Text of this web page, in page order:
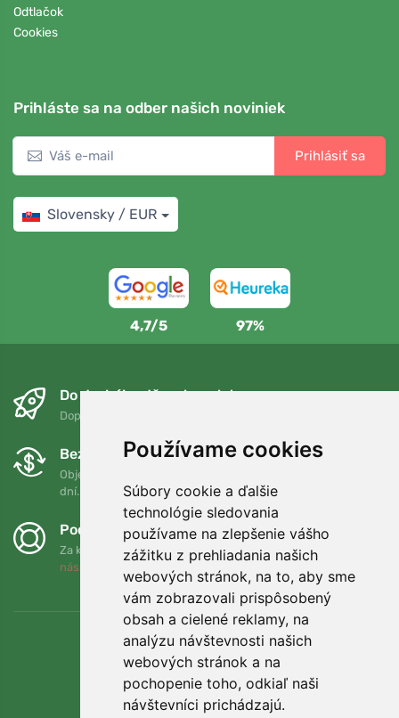
Používame cookies
Súbory cookie a ďalšie
technológie sledovania
používame na zlepšenie vášho
zážitku z prehliadania našich
webových stránok, na to, aby sme
vám zobrazovali prispôsobený
obsah a cielené reklamy, na
analýzu návštevnosti našich
webových stránok a na
pochopenie toho, odkiaľ naši
návštevníci prichádzajú.
Odtlačok
Cookies
Prihláste sa na odber našich noviniek
Prihlásiť sa
Slovensky / EUR
4,7/5 97%
Do druhého dňa a bezplatne
Doprava zadarmo pri objednávkach nad 75 EUR
Bezplatná výmena a vrátenie tovaru
Objednávku môžete kedykoľvek vrátiť alebo vymeniť do 90
dní.
Podporujeme Trees.org
Za každú objednávku zasadíme strom! Prečítajte si viac
nás